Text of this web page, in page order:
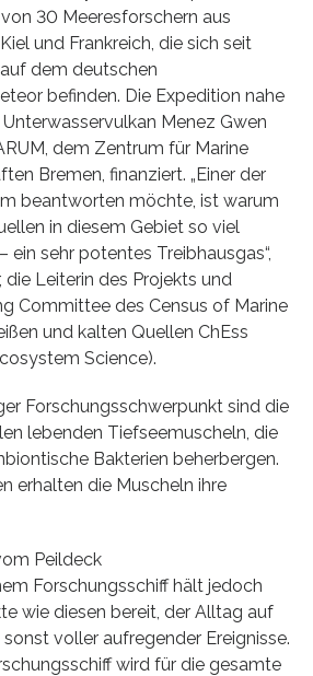
30 Meeresforschern aus
und Frankreich, die sich seit
dem deutschen
befinden. Die Expedition nahe
Menez Gwen
dem Zentrum für Marine
Bremen, finanziert. „Einer der
beantworten möchte, ist warum
in diesem Gebiet so viel
ein sehr potentes Treibhausgas“,
die Leiterin des Projekts und
Committee des Census of Marine
und kalten Quellen ChEss
Science).
Forschungsschwerpunkt sind die
lebenden Tiefseemuscheln, die
Bakterien beherbergen.
erhalten die Muscheln ihre
Peildeck
Forschungsschiff hält jedoch
wie diesen bereit, der Alltag auf
voller aufregender Ereignisse.
wird für die gesamte